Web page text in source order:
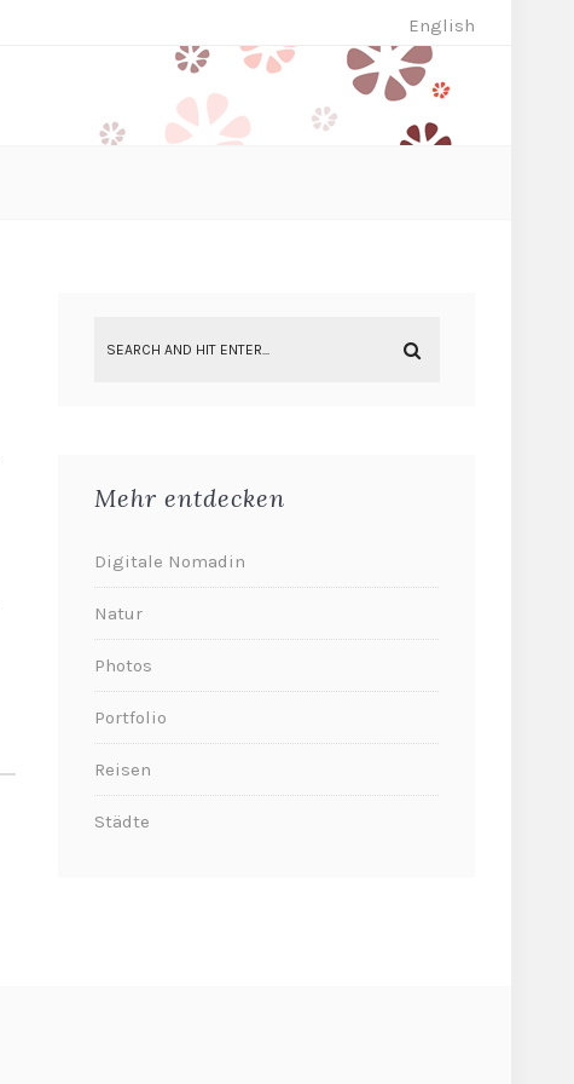
English
Mehr entdecken
Digitale Nomadin
Natur
Photos
Portfolio
Reisen
Städte